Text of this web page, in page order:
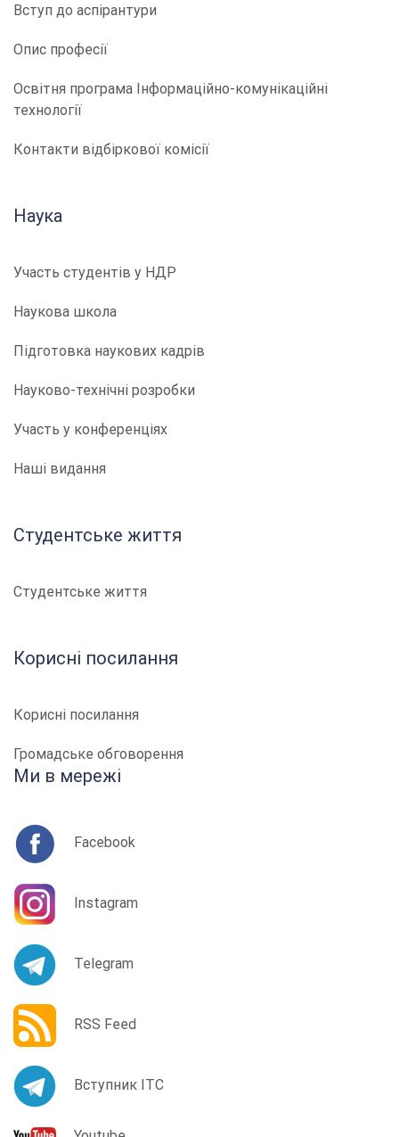
Вступ до аспірантури
Опис професії
​​Освітня програма Інформаційно-комунікаційні
технології
Контакти відбіркової комісії
Наука
Участь студентів у НДР
Наукова школа
Підготовка наукових кадрів
Науково-технічні розробки
Участь у конференціях
Наші видання
Студентське життя
Студентське життя
Корисні посилання
Корисні посилання
Громадське обговорення
Ми в мережі
Facebook
Instagram
Telegram
RSS Feed
Вступник ІТС